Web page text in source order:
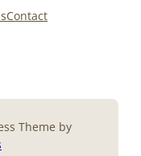
Contact
Theme by